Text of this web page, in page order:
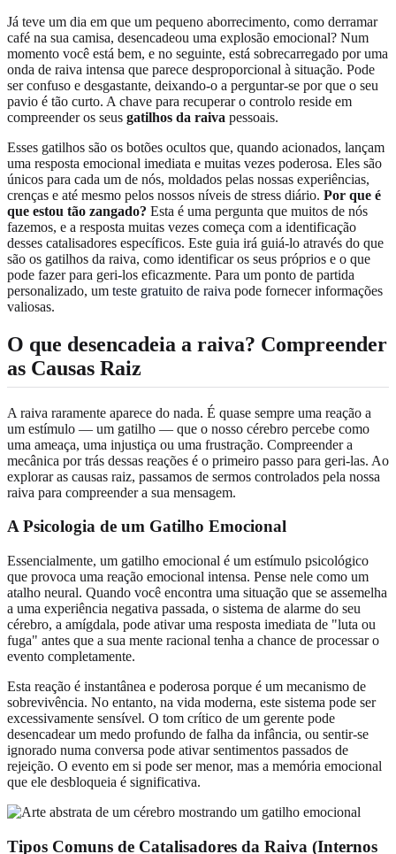
Já teve um dia em que um pequeno aborrecimento, como derramar
café na sua camisa, desencadeou uma explosão emocional? Num
momento você está bem, e no seguinte, está sobrecarregado por uma
onda de raiva intensa que parece desproporcional à situação. Pode
ser confuso e desgastante, deixando-o a perguntar-se por que o seu
pavio é tão curto. A chave para recuperar o controlo reside em
compreender os seus gatilhos da raiva pessoais.
Esses gatilhos são os botões ocultos que, quando acionados, lançam
uma resposta emocional imediata e muitas vezes poderosa. Eles são
únicos para cada um de nós, moldados pelas nossas experiências,
crenças e até mesmo pelos nossos níveis de stress diário. Por que é
que estou tão zangado? Esta é uma pergunta que muitos de nós
fazemos, e a resposta muitas vezes começa com a identificação
desses catalisadores específicos. Este guia irá guiá-lo através do que
são os gatilhos da raiva, como identificar os seus próprios e o que
pode fazer para geri-los eficazmente. Para um ponto de partida
personalizado, um teste gratuito de raiva pode fornecer informações
valiosas.
O que desencadeia a raiva? Compreender
as Causas Raiz
A raiva raramente aparece do nada. É quase sempre uma reação a
um estímulo — um gatilho — que o nosso cérebro percebe como
uma ameaça, uma injustiça ou uma frustração. Compreender a
mecânica por trás dessas reações é o primeiro passo para geri-las. Ao
explorar as causas raiz, passamos de sermos controlados pela nossa
raiva para compreender a sua mensagem.
A Psicologia de um Gatilho Emocional
Essencialmente, um gatilho emocional é um estímulo psicológico
que provoca uma reação emocional intensa. Pense nele como um
atalho neural. Quando você encontra uma situação que se assemelha
a uma experiência negativa passada, o sistema de alarme do seu
cérebro, a amígdala, pode ativar uma resposta imediata de "luta ou
fuga" antes que a sua mente racional tenha a chance de processar o
evento completamente.
Esta reação é instantânea e poderosa porque é um mecanismo de
sobrevivência. No entanto, na vida moderna, este sistema pode ser
excessivamente sensível. O tom crítico de um gerente pode
desencadear um medo profundo de falha da infância, ou sentir-se
ignorado numa conversa pode ativar sentimentos passados de
rejeição. O evento em si pode ser menor, mas a memória emocional
que ele desbloqueia é significativa.
Tipos Comuns de Catalisadores da Raiva (Internos